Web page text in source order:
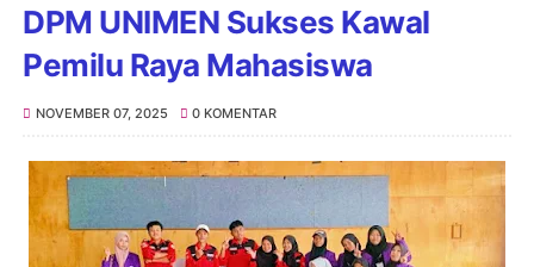
DPM UNIMEN Sukses Kawal
Pemilu Raya Mahasiswa
NOVEMBER 07, 2025 0 KOMENTAR